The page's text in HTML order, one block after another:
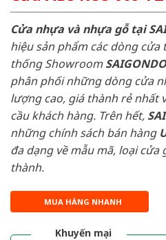
Cửa nhựa và nhựa gỗ tại
hiệu sản phẩm các dòng
thống Showroom
phân phối những dòng cửa
lượng cao, giá thành rẻ nhất
cầu khách hàng. Trên hết,
những chính sách bán hàng
đa dạng về mẫu mã, loại cửa
thành.
MUA HÀNG NHANH
Khuyến mại